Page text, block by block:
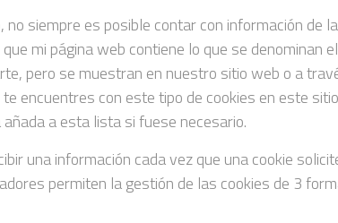
siempre es posible contar con información de
mi página web contiene lo que se denominan
pero se muestran en nuestro sitio web o a
encuentres con este tipo de cookies en este
a esta lista si fuese necesario.
una información cada vez que una cookie
permiten la gestión de las cookies de 3